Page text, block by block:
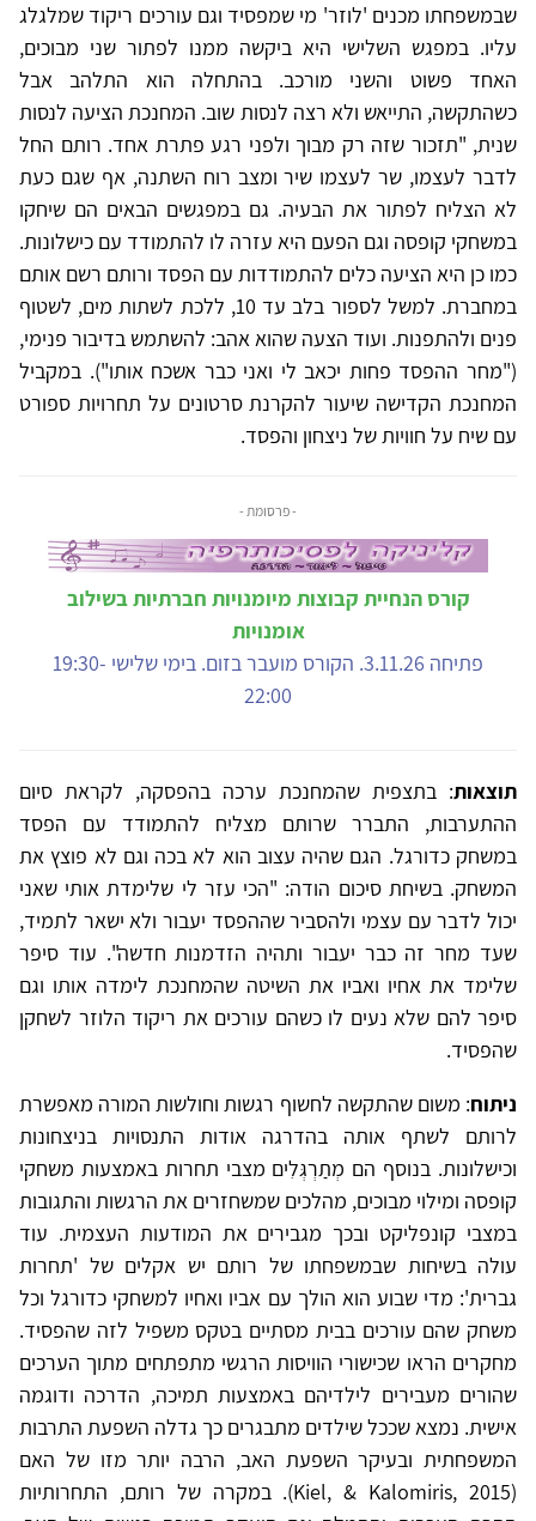
שבמשפחתו מכנים 'לוזר' מי שמפסיד וגם עורכים ריקוד שמלגלג
עליו. במפגש השלישי היא ביקשה ממנו לפתור שני מבוכים,
האחד פשוט והשני מורכב. בהתחלה הוא התלהב אבל
כשהתקשה, התייאש ולא רצה לנסות שוב. המחנכת הציעה לנסות
שנית, "תזכור שזה רק מבוך ולפני רגע פתרת אחד. רותם החל
לדבר לעצמו, שר לעצמו שיר ומצב רוח השתנה, אף שגם כעת
לא הצליח לפתור את הבעיה. גם במפגשים הבאים הם שיחקו
במשחקי קופסה וגם הפעם היא עזרה לו להתמודד עם כישלונות.
כמו כן היא הציעה כלים להתמודדות עם הפסד ורותם רשם אותם
במחברת. למשל לספור בלב עד 10, ללכת לשתות מים, לשטוף
פנים ולהתפנות. ועוד הצעה שהוא אהב: להשתמש בדיבור פנימי,
("מחר ההפסד פחות יכאב לי ואני כבר אשכח אותו"). במקביל
המחנכת הקדישה שיעור להקרנת סרטונים על תחרויות ספורט
עם שיח על חוויות של ניצחון והפסד.
- פרסומת -
קורס הנחיית קבוצות מיומנויות חברתיות בשילוב
אומנויות
פתיחה 3.11.26. הקורס מועבר בזום. בימי שלישי 19:30-
22:00
תוצאות: בתצפית שהמחנכת ערכה בהפסקה, לקראת סיום
ההתערבות, התברר שרותם מצליח להתמודד עם הפסד
במשחק כדורגל. הגם שהיה עצוב הוא לא בכה וגם לא פוצץ את
המשחק. בשיחת סיכום הודה: "הכי עזר לי שלימדת אותי שאני
יכול לדבר עם עצמי ולהסביר שההפסד יעבור ולא ישאר לתמיד,
שעד מחר זה כבר יעבור ותהיה הזדמנות חדשה". עוד סיפר
שלימד את אחיו ואביו את השיטה שהמחנכת לימדה אותו וגם
סיפר להם שלא נעים לו כשהם עורכים את ריקוד הלוזר לשחקן
שהפסיד.
ניתוח: משום שהתקשה לחשוף רגשות וחולשות המורה מאפשרת
לרותם לשתף אותה בהדרגה אודות התנסויות בניצחונות
וכישלונות. בנוסף הם מְתַרְגְּלִים מצבי תחרות באמצעות משחקי
קופסה ומילוי מבוכים, מהלכים שמשחזרים את הרגשות והתגובות
במצבי קונפליקט ובכך מגבירים את המודעות העצמית. עוד
עולה בשיחות שבמשפחתו של רותם יש אקלים של 'תחרות
גברית': מדי שבוע הוא הולך עם אביו ואחיו למשחקי כדורגל וכל
משחק שהם עורכים בבית מסתיים בטקס משפיל לזה שהפסיד.
מחקרים הראו שכישורי הוויסות הרגשי מתפתחים מתוך הערכים
שהורים מעבירים לילדיהם באמצעות תמיכה, הדרכה ודוגמה
אישית. נמצא שככל שילדים מתבגרים כך גדלה השפעת התרבות
המשפחתית ובעיקר השפעת האב, הרבה יותר מזו של האם
(Kiel, & Kalomiris, 2015). במקרה של רותם, התחרותיות